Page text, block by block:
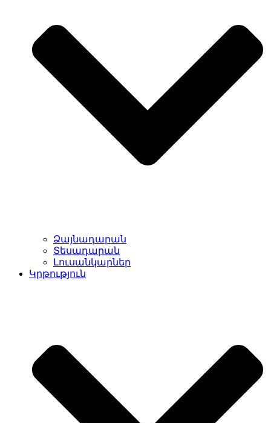
Ձայնադարան
Տեսադարան
Լուսանկարներ
Կրթություն